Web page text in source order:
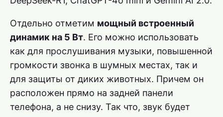
Отдельно отметим мощный встроенный
динамик на 5 Вт. Его можно использовать
как для прослушивания музыки, повышенной
громкости звонка в шумных местах, так и
для защиты от диких животных. Причем он
расположен прямо на задней панели
телефона, а не снизу. Так что, звук будет